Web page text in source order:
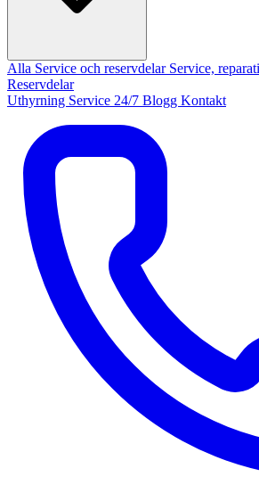
Alla Service och reservdelar Service,
Reservdelar
Uthyrning Service 24/7 Blogg Kontakt